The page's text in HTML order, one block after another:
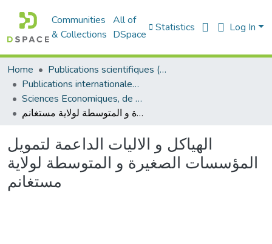
Communities
& Collections
All of
DSpace
Statistics Log In
Home
Publications scientifiques (Laboratoires)
Publications internationales - منشورات دولية
Sciences Economiques, de Gestion et Commerciales - العلوم الإقتصادية و التجارية و علوم التسيير
الهياكل و الاليات الداعمة لتمويل المؤسسات الصغيرة و المتوسطة لولاية مستغانم
الهياكل و الاليات الداعمة لتمويل
المؤسسات الصغيرة و المتوسطة لولاية
مستغانم